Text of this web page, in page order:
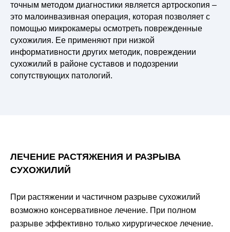
точным методом диагностики является артроскопия –
это малоинвазивная операция, которая позволяет с
помощью микрокамеры осмотреть поврежденные
сухожилия. Ее применяют при низкой
информативности других методик, повреждении
сухожилий в районе суставов и подозрении
сопутствующих патологий.
ЛЕЧЕНИЕ РАСТЯЖЕНИЯ И РАЗРЫВА
СУХОЖИЛИЙ
При растяжении и частичном разрыве сухожилий
возможно консервативное лечение. При полном
разрыве эффективно только хирургическое лечение.